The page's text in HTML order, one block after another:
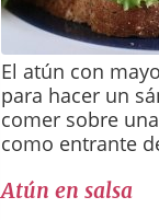
El atún con
para hacer un
comer sobre
como entrante
Atún en salsa